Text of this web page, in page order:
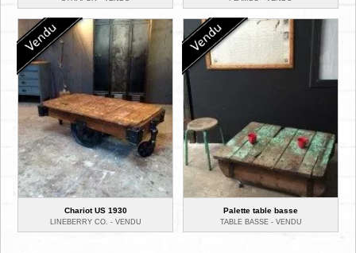
Chariot US 1930
LINEBERRY CO. - VENDU
Palette table basse
TABLE BASSE - VENDU